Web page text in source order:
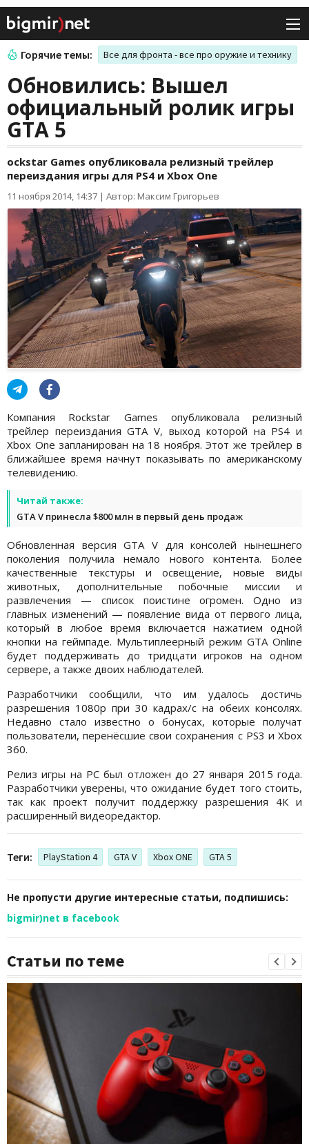
Горячие темы: Все для фронта - все про оружие и технику
Обновились: Вышел
официальный ролик игры
GTA 5
ockstar Games опубликовала релизный трейлер
переиздания игры для PS4 и Xbox One
11 ноября 2014, 14:37 | Автор: Максим Григорьев
Компания Rockstar Games опубликовала релизный
трейлер переиздания GTA V, выход которой на PS4 и
Xbox One запланирован на 18 ноября. Этот же трейлер в
ближайшее время начнут показывать по американскому
телевидению.
Читай также:
GTA V принесла $800 млн в первый день продаж
Обновленная версия GTA V для консолей нынешнего
поколения получила немало нового контента. Более
качественные текстуры и освещение, новые виды
животных, дополнительные побочные миссии и
развлечения — список поистине огромен. Одно из
главных изменений — появление вида от первого лица,
который в любое время включается нажатием одной
кнопки на геймпаде. Мультиплеерный режим GTA Online
будет поддерживать до тридцати игроков на одном
сервере, а также двоих наблюдателей.
Разработчики сообщили, что им удалось достичь
разрешения 1080р при 30 кадрах/с на обеих консолях.
Недавно стало известно о бонусах, которые получат
пользователи, перенёсшие свои сохранения с PS3 и Xbox
360.
Релиз игры на РС был отложен до 27 января 2015 года.
Разработчики уверены, что ожидание будет того стоить,
так как проект получит поддержку разрешения 4К и
расширенный видеоредактор.
Теги: PlayStation 4 GTA V Xbox ONE GTA 5
Не пропусти другие интересные статьи, подпишись:
bigmir)net в facebook
Статьи по теме